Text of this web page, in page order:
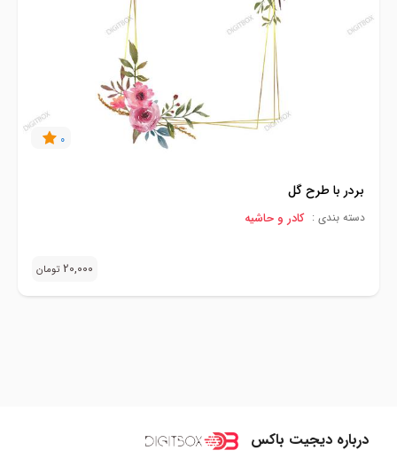
0
بردر با طرح گل
دسته بندی : کادر و حاشیه
20,000 تومان
درباره دیجیت باکس